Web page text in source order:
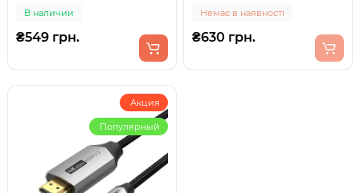
В наличии
₴549 грн.
Немає в наявності
₴630 грн.
Акция
Популярный